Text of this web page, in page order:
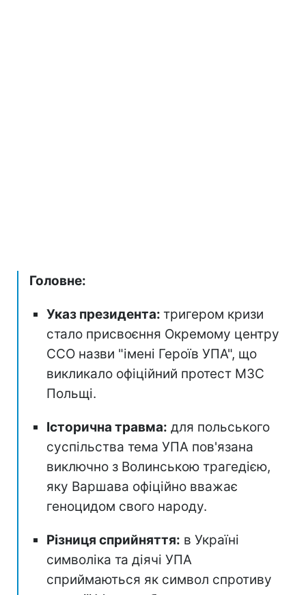
Головне:
Указ президента: тригером кризи
стало присвоєння Окремому центру
ССО назви "імені Героїв УПА", що
викликало офіційний протест МЗС
Польщі.
Історична травма: для польського
суспільства тема УПА пов'язана
виключно з Волинською трагедією,
яку Варшава офіційно вважає
геноцидом свого народу.
Різниця сприйняття: в Україні
символіка та діячі УПА
сприймаються як символ спротиву